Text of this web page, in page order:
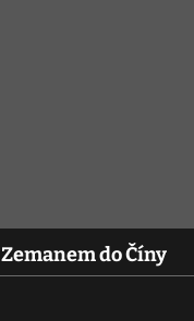
do Číny